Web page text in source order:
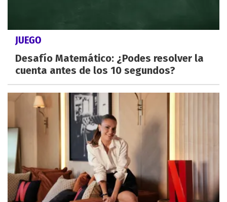
JUEGO
Desafío Matemático: ¿Podes resolver la
cuenta antes de los 10 segundos?